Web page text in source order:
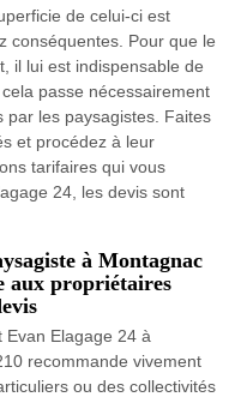
de celui-ci est
conséquentes. Pour que le
il lui est indispensable de
passe nécessairement
par les paysagistes. Faites
et procédez à leur
tarifaires qui vous
24, les devis sont
à Montagnac
aux propriétaires
Evan Elagage 24 à
recommande vivement
ou des collectivités